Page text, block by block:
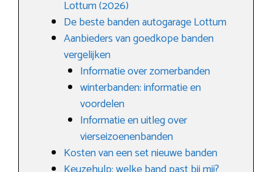
Lottum (2026)
De beste banden autogarage Lottum
Aanbieders van goedkope banden
vergelijken
Informatie over zomerbanden
winterbanden: informatie en
voordelen
Informatie en uitleg over
vierseizoenenbanden
Kosten van een set nieuwe banden